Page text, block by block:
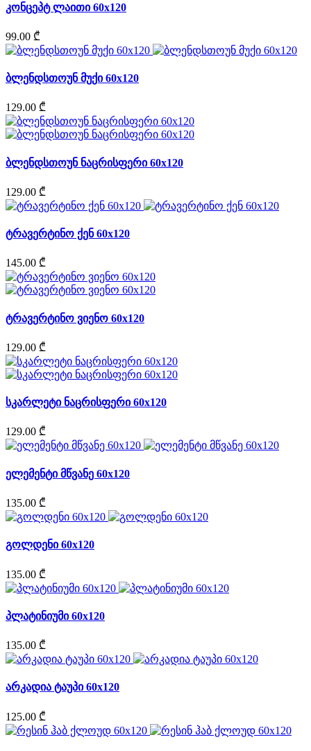
კონცეპტ ლაითი 60x120
99.00 ₾
ბლენდსთოუნ მუქი 60x120
129.00 ₾
ბლენდსთოუნ ნაცრისფერი 60x120
129.00 ₾
ტრავერტინო ქენ 60x120
145.00 ₾
ტრავერტინო ვიენო 60x120
129.00 ₾
სკარლეტი ნაცრისფერი 60x120
129.00 ₾
ელემენტი მწვანე 60x120
135.00 ₾
გოლდენი 60x120
135.00 ₾
პლატინიუმი 60x120
135.00 ₾
არკადია ტაუპი 60x120
125.00 ₾